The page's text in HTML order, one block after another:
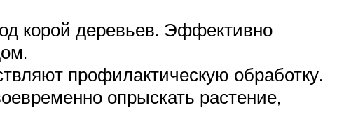
корой деревьев. Эффективно
профилактическую обработку.
опрыскать растение,